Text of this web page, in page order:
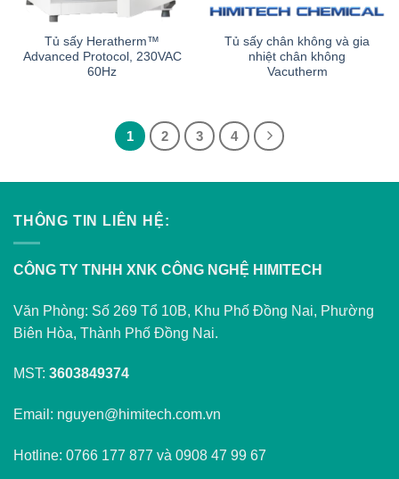
Tủ sấy Heratherm™
Advanced Protocol, 230VAC
60Hz
Tủ sấy chân không và gia
nhiệt chân không
Vacutherm
1 2 3 4
THÔNG TIN LIÊN HỆ:
CÔNG TY TNHH XNK CÔNG NGHỆ HIMITECH
Văn Phòng: Số 269 Tổ 10B, Khu Phố Đồng Nai, Phường
Biên Hòa, Thành Phố Đồng Nai.
MST: 3603849374
Email: nguyen@himitech.com.vn
Hotline: 0766 177 877 và 0908 47 99 67